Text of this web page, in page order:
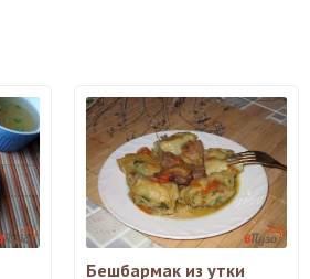
Бешбармак из утки